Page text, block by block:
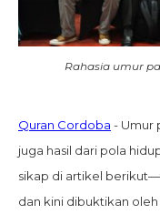
Rahasia umur
Quran Cordoba - Umur
juga hasil dari pola
sikap di artikel
dan kini dibuktikan